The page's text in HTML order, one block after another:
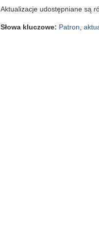
Aktualizacje udostępniane są
Słowa kluczowe: Patron